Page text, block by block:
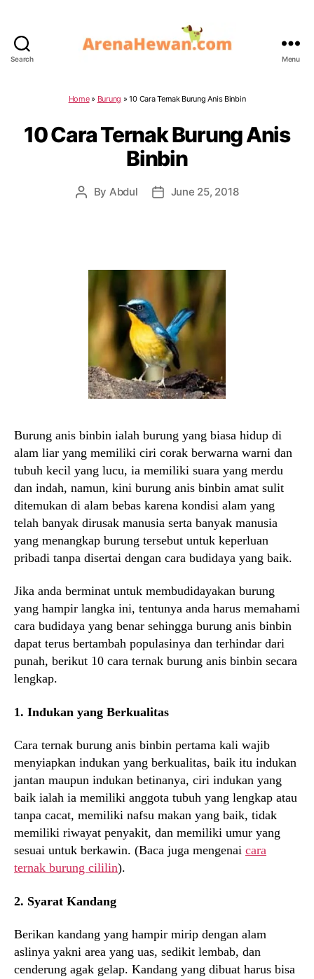
Search Menu
Home» Burung »10 Cara Ternak Burung Anis Binbin
10 Cara Ternak Burung Anis
Binbin
Post
By Abdul
PostJune 25, 2018
Burung anis binbin ialah burung yang biasa hidup di
alam liar yang memiliki ciri corak berwarna warni dan
tubuh kecil yang lucu, ia memiliki suara yang merdu
dan indah, namun, kini burung anis binbin amat sulit
ditemukan di alam bebas karena kondisi alam yang
telah banyak dirusak manusia serta banyak manusia
yang menangkap burung tersebut untuk keperluan
pribadi tanpa disertai dengan cara budidaya yang baik.
Jika anda berminat untuk membudidayakan burung
yang hampir langka ini, tentunya anda harus memahami
cara budidaya yang benar sehingga burung anis binbin
dapat terus bertambah populasinya dan terhindar dari
punah, berikut 10 cara ternak burung anis binbin secara
lengkap.
1. Indukan yang Berkualitas
Cara ternak burung anis binbin pertama kali wajib
menyiapkan indukan yang berkualitas, baik itu indukan
jantan maupun indukan betinanya, ciri indukan yang
baik ialah ia memiliki anggota tubuh yang lengkap atau
tanpa cacat, memiliki nafsu makan yang baik, tidak
memiliki riwayat penyakit, dan memiliki umur yang
sesuai untuk berkawin. (Baca juga mengenai cara
ternak burung cililin).
2. Syarat Kandang
Berikan kandang yang hampir mirip dengan alam
aslinya yakni area yang uas, sedikit lembab, dan
cenderung agak gelap. Kandang yang dibuat harus bisa